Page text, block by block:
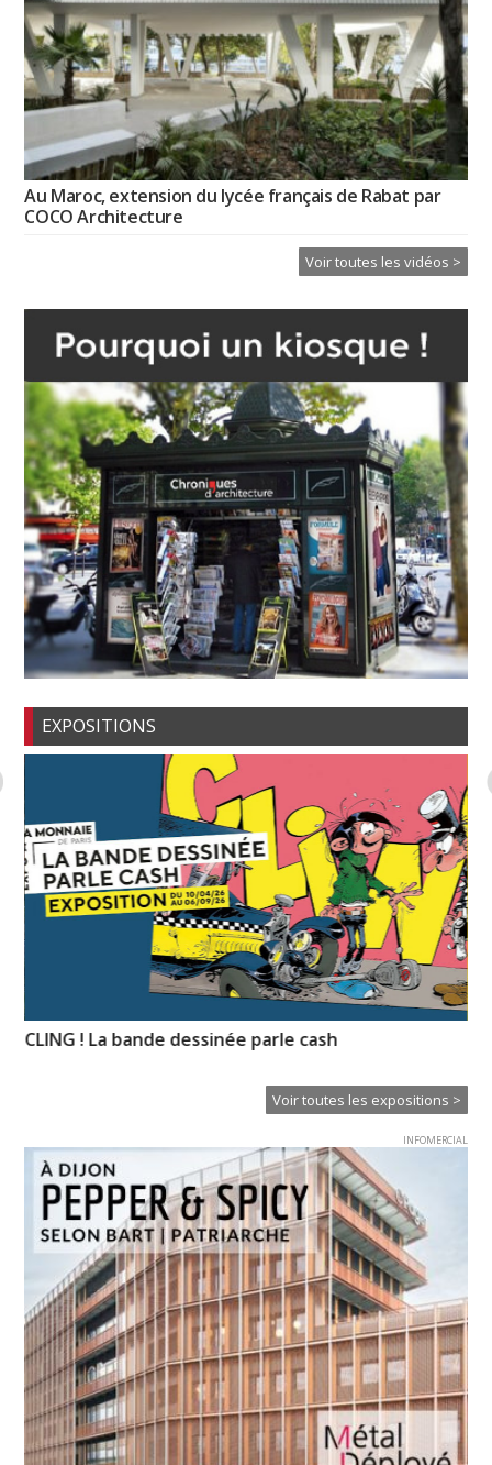
Au Maroc, extension du lycée français de Rabat par
COCO Architecture
Voir toutes les vidéos >
EXPOSITIONS
CLING ! La bande dessinée parle cash
Voir toutes les expositions >
INFOMERCIAL